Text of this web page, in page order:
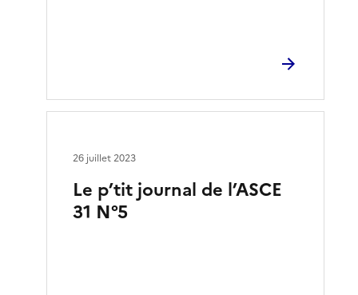
Le p’tit journal de l’ASCE
31 N°5
26 juillet 2023